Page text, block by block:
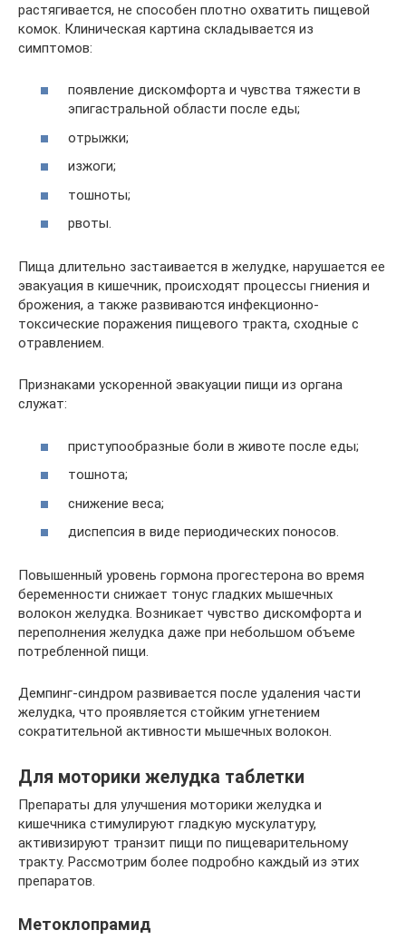
растягивается, не способен плотно охватить пищевой
комок. Клиническая картина складывается из
симптомов:
появление дискомфорта и чувства тяжести в
эпигастральной области после еды;
отрыжки;
изжоги;
тошноты;
рвоты.
Пища длительно застаивается в желудке, нарушается ее
эвакуация в кишечник, происходят процессы гниения и
брожения, а также развиваются инфекционно-
токсические поражения пищевого тракта, сходные с
отравлением.
Признаками ускоренной эвакуации пищи из органа
служат:
приступообразные боли в животе после еды;
тошнота;
снижение веса;
диспепсия в виде периодических поносов.
Повышенный уровень гормона прогестерона во время
беременности снижает тонус гладких мышечных
волокон желудка. Возникает чувство дискомфорта и
переполнения желудка даже при небольшом объеме
потребленной пищи.
Демпинг-синдром развивается после удаления части
желудка, что проявляется стойким угнетением
сократительной активности мышечных волокон.
Для моторики желудка таблетки
Препараты для улучшения моторики желудка и
кишечника стимулируют гладкую мускулатуру,
активизируют транзит пищи по пищеварительному
тракту. Рассмотрим более подробно каждый из этих
препаратов.
Метоклопрамид